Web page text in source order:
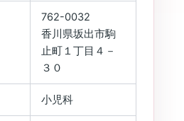
762-0032
香川県坂出市駒
止町１丁目４－
３０
小児科